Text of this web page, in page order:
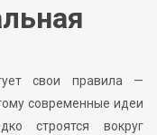
свои правила —
современные идеи
строятся вокруг